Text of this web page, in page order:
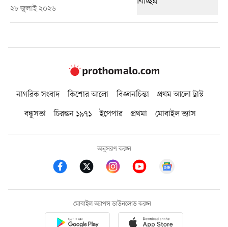
২৮ জুলাই ২০২৬
নাগরিক সংবাদ কিশোর আলো বিজ্ঞানচিন্তা
প্রথম আলো ট্রাস্ট
বন্ধুসভা
চিরন্তন ১৯৭১ ইপেপার প্রথমা মোবাইল ভ্যাস
অনুসরণ করুন
মোবাইল অ্যাপস ডাউনলোড করুন